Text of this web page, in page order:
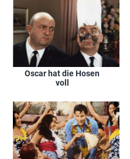
Oscar hat die Hosen
voll